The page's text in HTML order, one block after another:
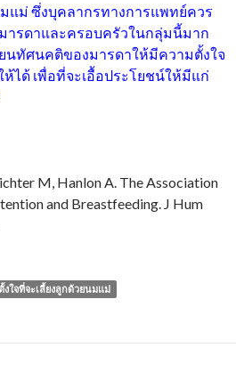
แม่ ซึ่งบุคลากรทางการแพทย์ควร
มารดาและครอบครัวในกลุ่มนี้มาก
นทัศนคติของมารดาให้มีความตั้งใจ
ได้ เพื่อที่จะเอื้อประโยชน์ให้มีแก่
M, Hanlon A. The Association
and Breastfeeding. J Hum
ใจที่จะเลี้ยงลูกด้วยนมแม่